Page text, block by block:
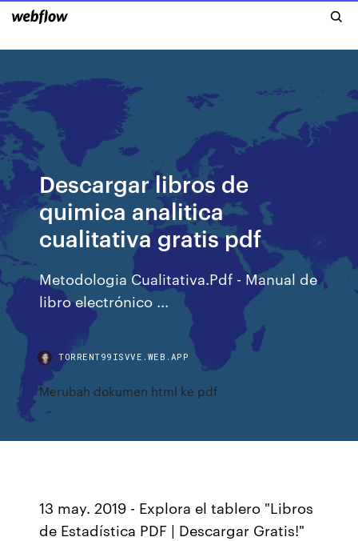
Descargar libros de
quimica analitica
cualitativa gratis pdf
Metodologia Cualitativa.Pdf - Manual de
libro electrónico ...
TORRENT99ISVVE.WEB.APP
Merubah dokumen html ke pdf
13 may. 2019 - Explora el tablero "Libros
de Estadística PDF | Descargar Gratis!"